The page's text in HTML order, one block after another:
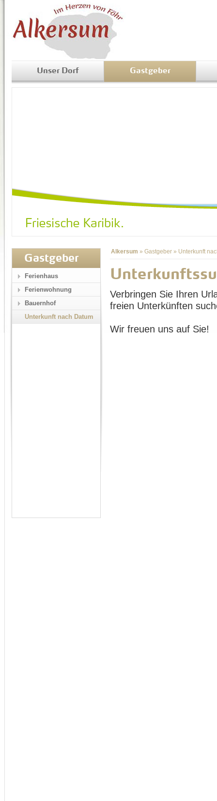
Unser Dorf Gastgeber
Alkersum » Gastgeber » Unterkunft
Verbringen Sie Ihren
freien Unterkünften
Wir freuen uns auf Sie!
Gastgeber
Ferienhaus
Ferienwohnung
Bauernhof
Unterkunft nach Datum